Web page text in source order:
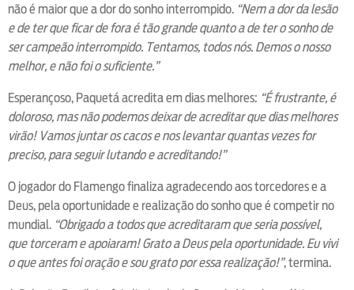
não é maior que a dor do sonho interrompido. “Nem a dor da lesão
e de ter que ficar de fora é tão grande quanto a de ter o sonho de
ser campeão interrompido. Tentamos, todos nós. Demos o nosso
melhor, e não foi o suficiente.”
Esperançoso, Paquetá acredita em dias melhores: “É frustrante, é
doloroso, mas não podemos deixar de acreditar que dias melhores
virão! Vamos juntar os cacos e nos levantar quantas vezes for
preciso, para seguir lutando e acreditando!”
O jogador do Flamengo finaliza agradecendo aos torcedores e a
Deus, pela oportunidade e realização do sonho que é competir no
mundial. “Obrigado a todos que acreditaram que seria possível,
que torceram e apoiaram! Grato a Deus pela oportunidade. Eu vivi
o que antes foi oração e sou grato por essa realização!”, termina.